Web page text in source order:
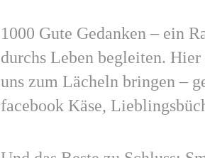
1000 Gute Gedanken – ein
durchs Leben begleiten.
uns zum Lächeln bringen –
facebook Käse,